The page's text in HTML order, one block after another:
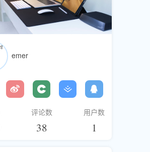
emer
评论数
38
用户数
1